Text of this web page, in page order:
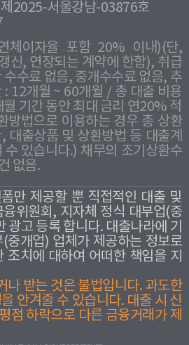
2025-서울강남-03876호
체이자율 포함 20% 이내)(단,
신, 연장되는 계약에 한함), 취급
수료 없음, 중개수수료 없음, 추
: 12개월 ~ 60개월 / 총 대출 비용
기간 동안 최대 금리 연20% 적
방법으로 이용하는 경우 총 상환
출상품 및 상환방법 등 대출계
수 있습니다.) 채무의 조기상환수
없음.
만 제공할 뿐 직접적인 대출 및
위원회, 지자체 정식 대부업(중
광고 등록 합니다. 대출나라에 기
중개업) 업체가 제공하는 정보로
조치에 대하여 어떠한 책임을 지
나 받는 것은 불법입니다. 과도한
안겨줄 수 있습니다. 대출 시 신
점 하락으로 다른 금융거래가 제